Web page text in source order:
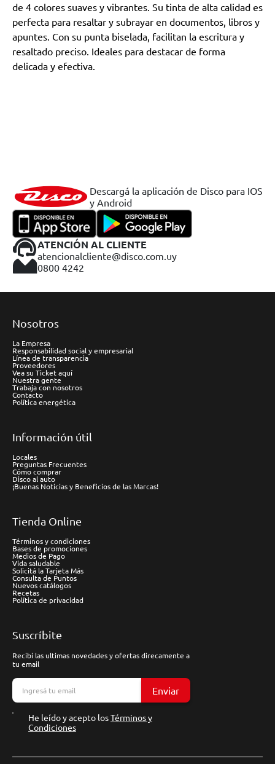
de 4 colores suaves y vibrantes. Su tinta de alta calidad es
perfecta para resaltar y subrayar en documentos, libros y
apuntes. Con su punta biselada, facilitan la escritura y
resaltado preciso. Ideales para destacar de forma
delicada y efectiva.
Descargá la aplicación de Disco para IOS
y Android
ATENCIÓN AL CLIENTE
atencionalcliente@disco.com.uy
0800 4242
Nosotros
La Empresa
Responsabilidad social y empresarial
Línea de transparencia
Proveedores
Vea su Ticket aquí
Nuestra gente
Trabaja con nosotros
Contacto
Política energética
Información útil
Locales
Preguntas Frecuentes
Cómo comprar
Disco al auto
¡Buenas Noticias y Beneficios de las Marcas!
Tienda Online
Términos y condiciones
Bases de promociones
Medios de Pago
Vida saludable
Solicitá la Tarjeta Más
Consulta de Puntos
Nuevos catálogos
Recetas
Política de privacidad
Suscríbite
Recibí las ultimas novedades y ofertas direcamente a
tu email
Enviar
He leído y acepto losTérminos y
Condiciones